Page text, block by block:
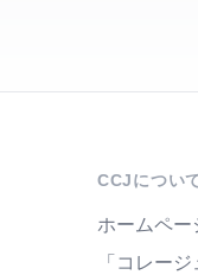
CCJについ
ホームペー
「コレー